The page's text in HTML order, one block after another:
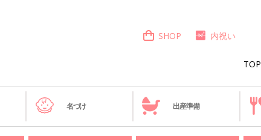
TOP
SHOP 内祝い
名づけ 出産準備